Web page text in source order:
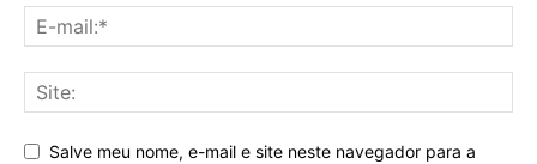
Salve meu nome, e-mail e site neste navegador para a